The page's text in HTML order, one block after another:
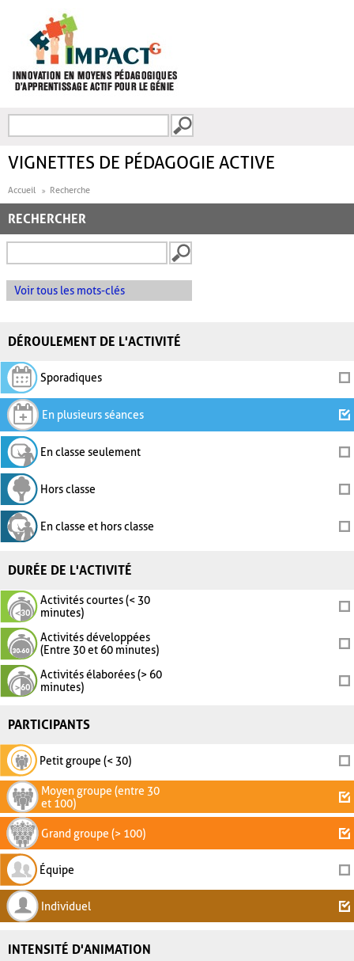
FORMULAIRE DE
VIGNETTES DE PÉDAGOGIE ACTIVE
Accueil Recherche
RECHERCHER
Voir tous les mots-clés
DÉROULEMENT DE L'ACTIVITÉ
Sporadiques
En plusieurs séances
En classe seulement
Hors classe
En classe et hors classe
DURÉE DE L'ACTIVITÉ
Activités courtes (< 30
minutes)
Activités développées
(Entre 30 et 60 minutes)
Activités élaborées (> 60
minutes)
PARTICIPANTS
Petit groupe (< 30)
Moyen groupe (entre 30
et 100)
Grand groupe (> 100)
Équipe
Individuel
INTENSITÉ D'ANIMATION